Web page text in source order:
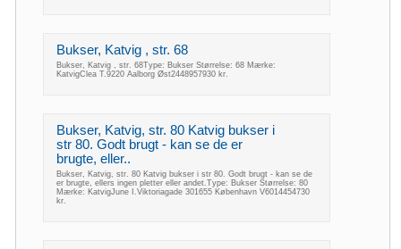
Bukser, Katvig , str. 68
Bukser, Katvig , str. 68Type: Bukser Størrelse: 68 Mærke:
KatvigClea T.9220 Aalborg Øst2448957930 kr.
Bukser, Katvig, str. 80 Katvig bukser i
str 80. Godt brugt - kan se de er
brugte, eller..
Bukser, Katvig, str. 80 Katvig bukser i str 80. Godt brugt - kan se de
er brugte, ellers ingen pletter eller andet.Type: Bukser Størrelse: 80
Mærke: KatvigJune I.Viktoriagade 301655 København V6014454730
kr.